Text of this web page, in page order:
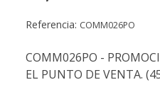
Referencia: COMM026PO
COMM026PO -
EL PUNTO DE VENTA.